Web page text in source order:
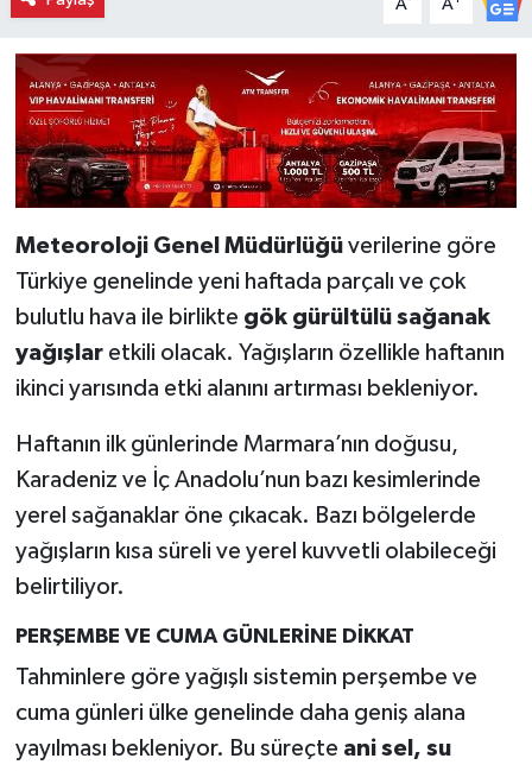
A A
Meteoroloji Genel Müdürlüğüverilerine göre
Türkiye genelinde yeni haftada parçalı ve çok
bulutlu hava ile birlikte gök gürültülü sağanak
yağışlaretkili olacak. Yağışların özellikle haftanın
ikinci yarısında etki alanını artırması bekleniyor.
Haftanın ilk günlerinde Marmara’nın doğusu,
Karadeniz ve İç Anadolu’nun bazı kesimlerinde
yerel sağanaklar öne çıkacak. Bazı bölgelerde
yağışların kısa süreli ve yerel kuvvetli olabileceği
belirtiliyor.
PERŞEMBE VE CUMA GÜNLERİNE DİKKAT
Tahminlere göre yağışlı sistemin perşembe ve
cuma günleri ülke genelinde daha geniş alana
yayılması bekleniyor. Bu süreçte ani sel, su